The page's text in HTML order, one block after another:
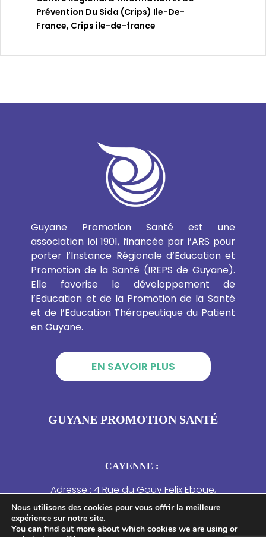
Prévention Du Sida (crips) Ile-De-
France, Crips ile-de-france
Guyane Promotion Santé est une
association loi 1901, financée par l’ARS pour
porter l’Instance Régionale d’Education et
Promotion de la Santé (IREPS de Guyane).
Elle favorise le développement de
l’Education et de la Promotion de la Santé
et de l’Education Thérapeutique du Patient
en Guyane.
EN SAVOIR PLUS
GUYANE PROMOTION SANTÉ
CAYENNE :
Adresse : 4 Rue du Gouv Felix Eboue,
97300 Cayenne, Guyane française
SAINT-LAURENT DU MARONI :
Nous utilisons des cookies pour vous offrir la meilleure
expérience sur notre site.
You can find out more about which cookies we are using or